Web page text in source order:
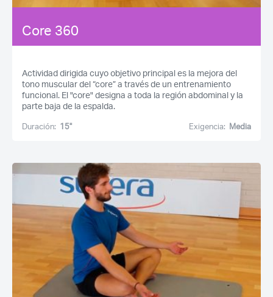
Core 360
Actividad dirigida cuyo objetivo principal es la mejora del
tono muscular del “core” a través de un entrenamiento
funcional. El "core" designa a toda la región abdominal y la
parte baja de la espalda.
Duración: 15'' Exigencia: Media